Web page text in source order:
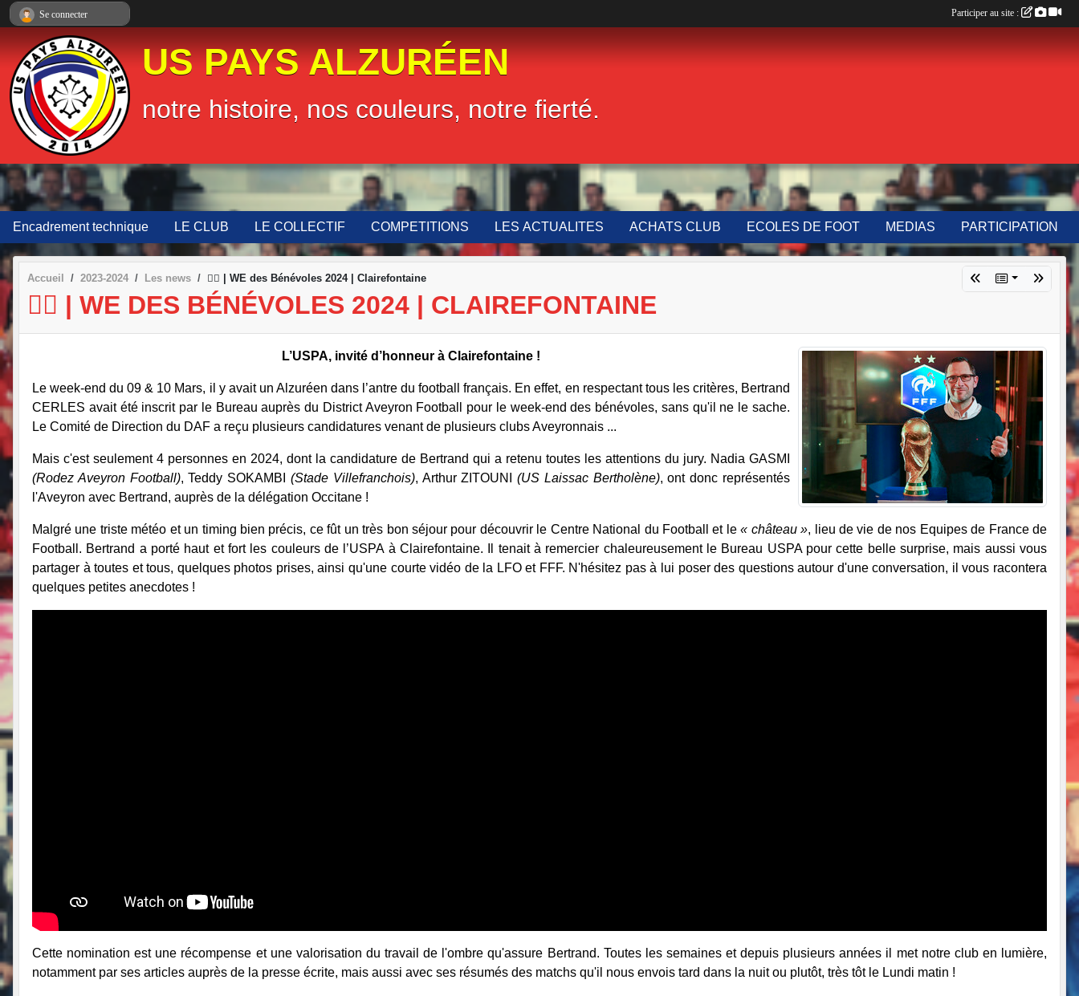
US PAYS ALZURÉEN
notre histoire, nos couleurs, notre fierté.
Encadrement technique LE CLUB LE COLLECTIF COMPETITIONS LES ACTUALITES ACHATS CLUB ECOLES DE FOOT MEDIAS PARTICIPATION
Accueil 2023-2024 Les news 🤵‍♂️ | WE des Bénévoles 2024 | Clairefontaine
🤵‍♂️ | WE DES BÉNÉVOLES 2024 | CLAIREFONTAINE
L’USPA, invité d’honneur à Clairefontaine !
Le week-end du 09 & 10 Mars, il y avait un Alzuréen dans l’antre du football français. En effet, en respectant tous les critères, Bertrand
CERLES avait été inscrit par le Bureau auprès du District Aveyron Football pour le week-end des bénévoles, sans qu'il ne le sache.
Le Comité de Direction du DAF a reçu plusieurs candidatures venant de plusieurs clubs Aveyronnais ...
Mais c'est seulement 4 personnes en 2024, dont la candidature de Bertrand qui a retenu toutes les attentions du jury. Nadia GASMI
(Rodez Aveyron Football), Teddy SOKAMBI (Stade Villefranchois), Arthur ZITOUNI(US Laissac Bertholène), ont donc représentés
l'Aveyron avec Bertrand, auprès de la délégation Occitane !
Malgré une triste météo et un timing bien précis, ce fût un très bon séjour pour découvrir le Centre National du Football et le« château », lieu de vie de nos Equipes de France de
Football. Bertrand a porté haut et fort les couleurs de l’USPA à Clairefontaine. Il tenait à remercier chaleureusement le Bureau USPA pour cette belle surprise, mais aussi vous
partager à toutes et tous, quelques photos prises, ainsi qu'une courte vidéo de la LFO et FFF. N'hésitez pas à lui poser des questions autour d'une conversation, il vous racontera
quelques petites anecdotes !
Cette nomination est une récompense et une valorisation du travail de l'ombre qu'assure Bertrand. Toutes les semaines et depuis plusieurs années il met notre club en lumière,
notamment par ses articles auprès de la presse écrite, mais aussi avec ses résumés des matchs qu'il nous envois tard dans la nuit ou plutôt, très tôt le Lundi matin !
Se connecter Participer au site :
Panneau de gestion des cookies